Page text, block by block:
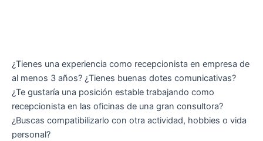
¿Tienes una experiencia como recepcionista en empresa de
al menos 3 años? ¿Tienes buenas dotes comunicativas?
¿Te gustaría una posición estable trabajando como
recepcionista en las oficinas de una gran consultora?
¿Buscas compatibilizarlo con otra actividad, hobbies o vida
personal?